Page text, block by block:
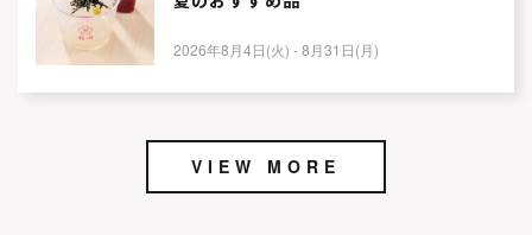
2026年8月4日(火) - 8月31日(月)
VIEW MORE